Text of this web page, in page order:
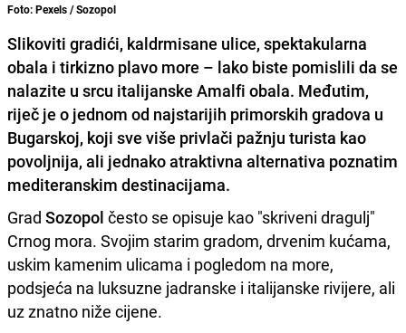
Foto: Pexels / Sozopol
Slikoviti gradići, kaldrmisane ulice, spektakularna
obala i tirkizno plavo more – lako biste pomislili da se
nalazite u srcu italijanske Amalfi obala. Međutim,
riječ je o jednom od najstarijih primorskih gradova u
Bugarskoj, koji sve više privlači pažnju turista kao
povoljnija, ali jednako atraktivna alternativa poznatim
mediteranskim destinacijama.
Grad Sozopol često se opisuje kao "skriveni dragulj"
Crnog mora. Svojim starim gradom, drvenim kućama,
uskim kamenim ulicama i pogledom na more,
podsjeća na luksuzne jadranske i italijanske rivijere, ali
uz znatno niže cijene.